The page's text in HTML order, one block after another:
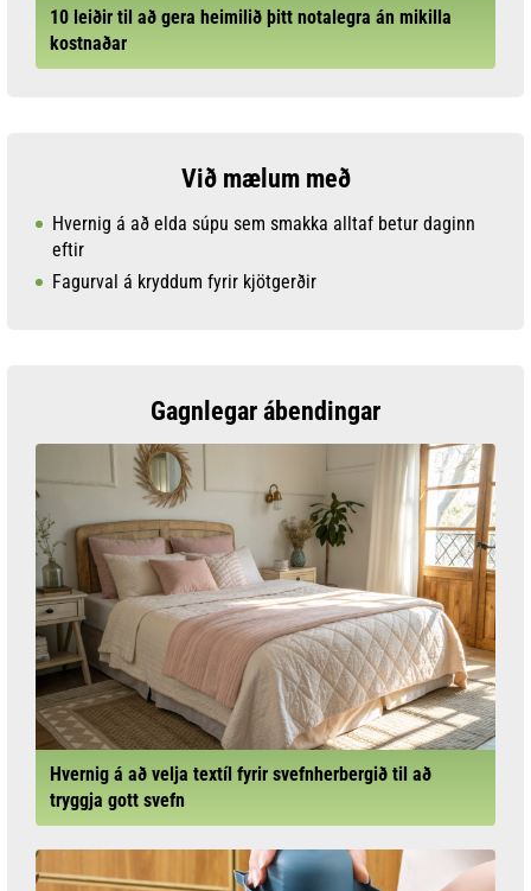
10 leiðir til að gera heimilið þitt notalegra án mikilla
kostnaðar
Við mælum með
Hvernig á að elda súpu sem smakka alltaf betur daginn
eftir
Fagurval á kryddum fyrir kjötgerðir
Gagnlegar ábendingar
Hvernig á að velja textíl fyrir svefnherbergið til að
tryggja gott svefn